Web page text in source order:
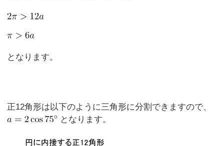
となります。
正12角形は以下のように三角形に分割できますので、
となります。